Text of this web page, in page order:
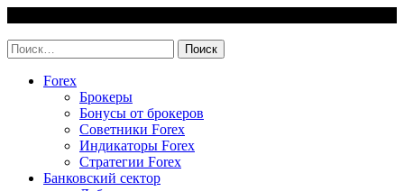
content
Найти:
Forex
Брокеры
Бонусы от брокеров
Советники Forex
Индикаторы Forex
Стратегии Forex
Банковский сектор